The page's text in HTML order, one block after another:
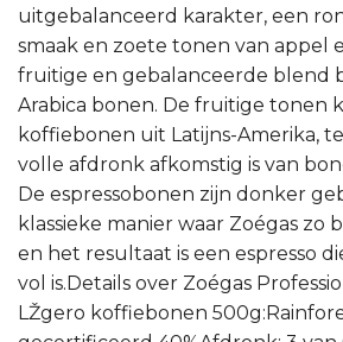
uitgebalanceerd karakter, een
smaak en zoete tonen van appel
fruitige en gebalanceerde blend
Arabica bonen. De fruitige tonen
koffiebonen uit Latijns-Amerika,
volle afdronk afkomstig is van
De espressobonen zijn donker
klassieke manier waar Zoégas zo
en het resultaat is een espresso
vol is.Details over Zoégas
LŽgero koffiebonen